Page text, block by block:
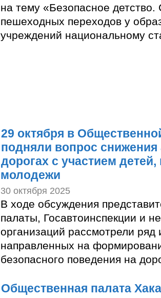
на тему «Безопасное детство.
пешеходных переходов у
учреждений национальному
29 октября в
подняли вопрос снижения
дорогах с участием
молодежи
30 октября 2025
В ходе обсуждения
палаты, Госавтоинспекции и
организаций рассмотрели ряд
направленных на
безопасного поведения на
Общественная палата